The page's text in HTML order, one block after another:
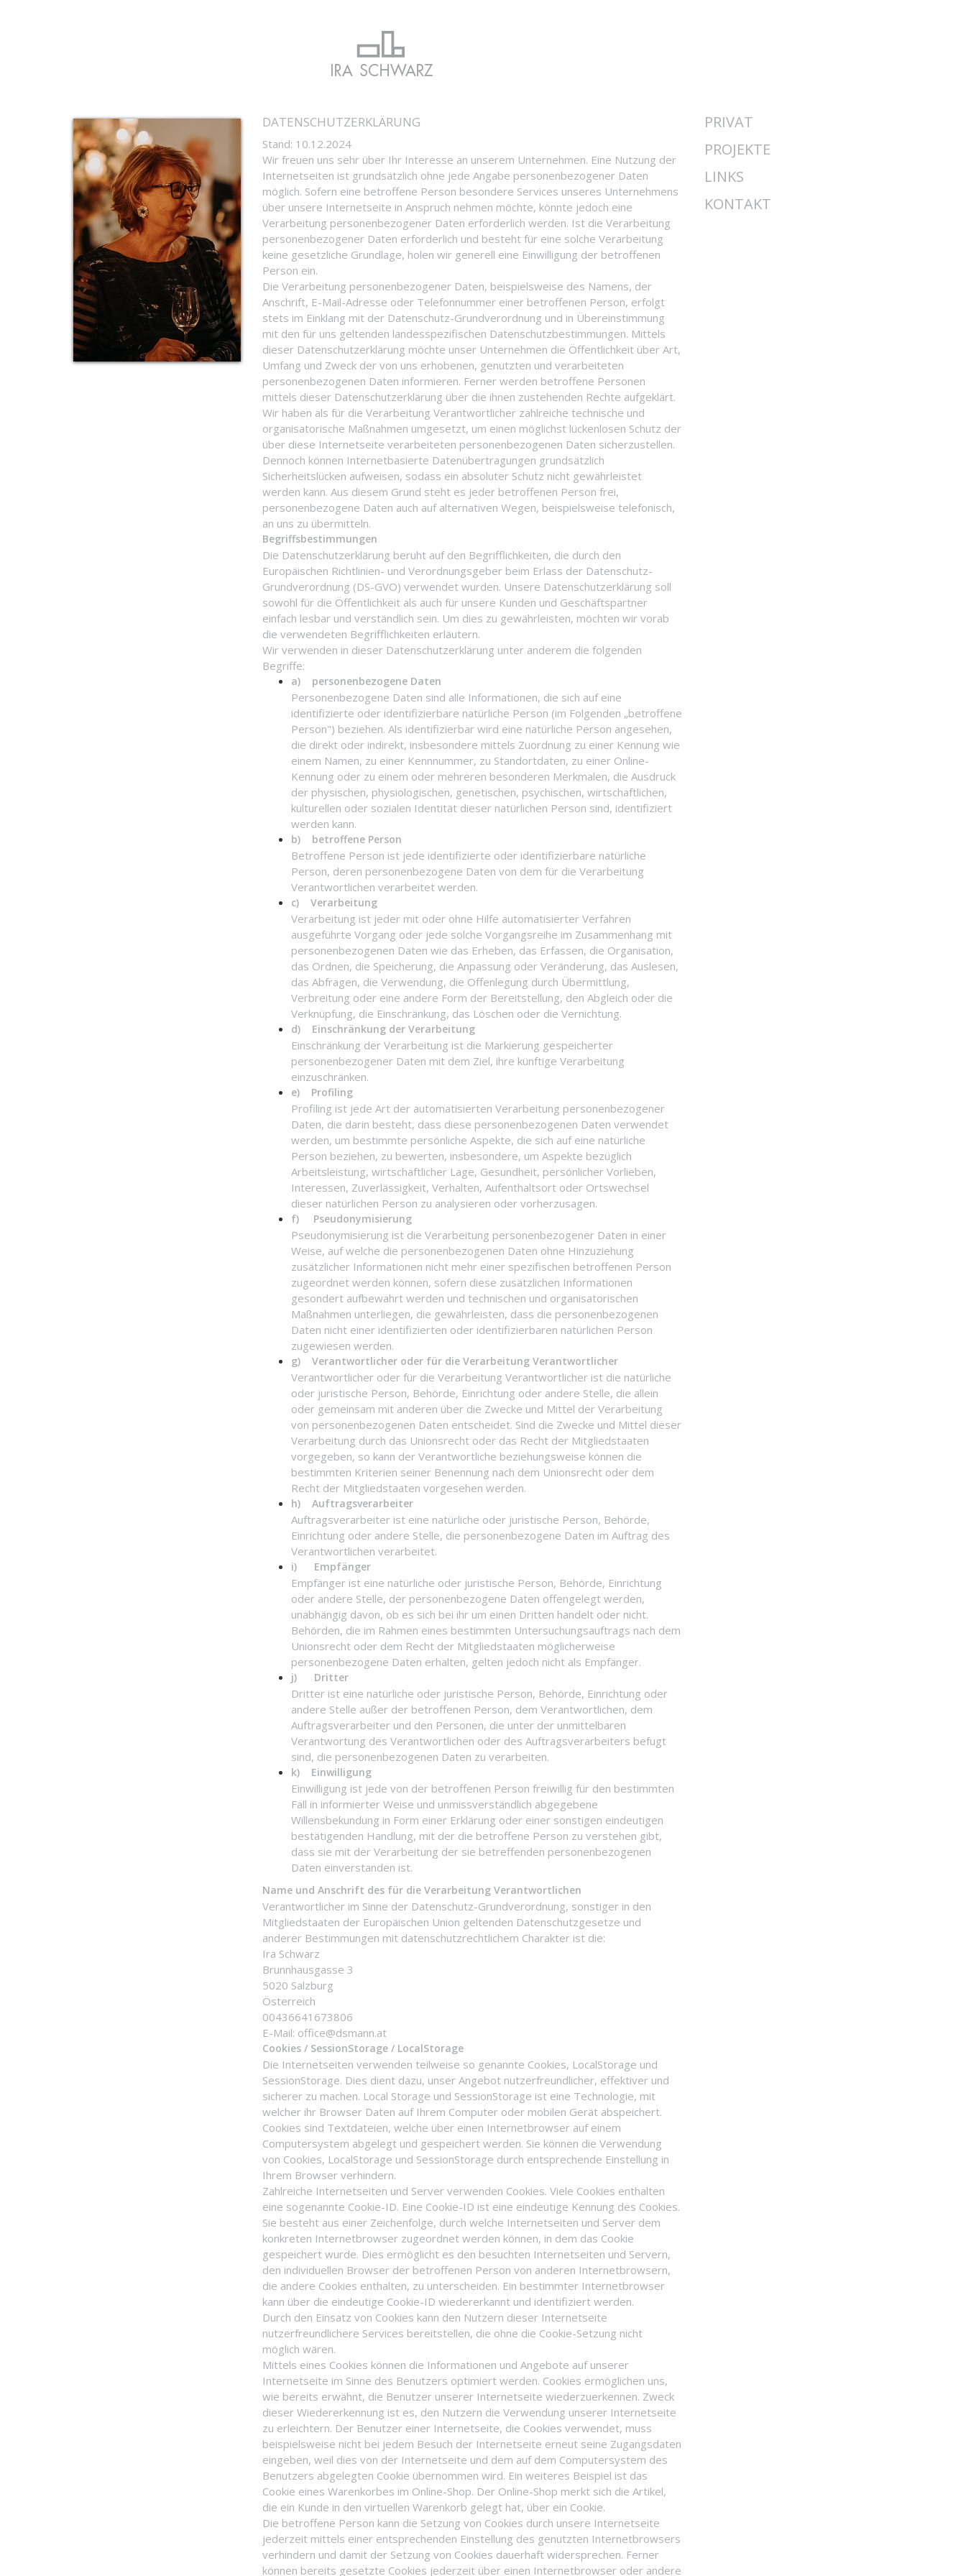
DATENSCHUTZERKLÄRUNG
Stand: 10.12.2024
Wir freuen uns sehr über Ihr Interesse an unserem Unternehmen. Eine Nutzung der
Internetseiten ist grundsätzlich ohne jede Angabe personenbezogener Daten
möglich. Sofern eine betroffene Person besondere Services unseres Unternehmens
über unsere Internetseite in Anspruch nehmen möchte, könnte jedoch eine
Verarbeitung personenbezogener Daten erforderlich werden. Ist die Verarbeitung
personenbezogener Daten erforderlich und besteht für eine solche Verarbeitung
keine gesetzliche Grundlage, holen wir generell eine Einwilligung der betroffenen
Person ein.
Die Verarbeitung personenbezogener Daten, beispielsweise des Namens, der
Anschrift, E-Mail-Adresse oder Telefonnummer einer betroffenen Person, erfolgt
stets im Einklang mit der Datenschutz-Grundverordnung und in Übereinstimmung
mit den für uns geltenden landesspezifischen Datenschutzbestimmungen. Mittels
dieser Datenschutzerklärung möchte unser Unternehmen die Öffentlichkeit über Art,
Umfang und Zweck der von uns erhobenen, genutzten und verarbeiteten
personenbezogenen Daten informieren. Ferner werden betroffene Personen
mittels dieser Datenschutzerklärung über die ihnen zustehenden Rechte aufgeklärt.
Wir haben als für die Verarbeitung Verantwortlicher zahlreiche technische und
organisatorische Maßnahmen umgesetzt, um einen möglichst lückenlosen Schutz der
über diese Internetseite verarbeiteten personenbezogenen Daten sicherzustellen.
Dennoch können Internetbasierte Datenübertragungen grundsätzlich
Sicherheitslücken aufweisen, sodass ein absoluter Schutz nicht gewährleistet
werden kann. Aus diesem Grund steht es jeder betroffenen Person frei,
personenbezogene Daten auch auf alternativen Wegen, beispielsweise telefonisch,
an uns zu übermitteln.
Begriffsbestimmungen
Die Datenschutzerklärung beruht auf den Begrifflichkeiten, die durch den
Europäischen Richtlinien- und Verordnungsgeber beim Erlass der Datenschutz-
Grundverordnung (DS-GVO) verwendet wurden. Unsere Datenschutzerklärung soll
sowohl für die Öffentlichkeit als auch für unsere Kunden und Geschäftspartner
einfach lesbar und verständlich sein. Um dies zu gewährleisten, möchten wir vorab
die verwendeten Begrifflichkeiten erläutern.
Wir verwenden in dieser Datenschutzerklärung unter anderem die folgenden
Begriffe:
a) personenbezogene Daten
Personenbezogene Daten sind alle Informationen, die sich auf eine
identifizierte oder identifizierbare natürliche Person (im Folgenden „betroffene
Person") beziehen. Als identifizierbar wird eine natürliche Person angesehen,
die direkt oder indirekt, insbesondere mittels Zuordnung zu einer Kennung wie
einem Namen, zu einer Kennnummer, zu Standortdaten, zu einer Online-
Kennung oder zu einem oder mehreren besonderen Merkmalen, die Ausdruck
der physischen, physiologischen, genetischen, psychischen, wirtschaftlichen,
kulturellen oder sozialen Identität dieser natürlichen Person sind, identifiziert
werden kann.
b) betroffene Person
Betroffene Person ist jede identifizierte oder identifizierbare natürliche
Person, deren personenbezogene Daten von dem für die Verarbeitung
Verantwortlichen verarbeitet werden.
c) Verarbeitung
Verarbeitung ist jeder mit oder ohne Hilfe automatisierter Verfahren
ausgeführte Vorgang oder jede solche Vorgangsreihe im Zusammenhang mit
personenbezogenen Daten wie das Erheben, das Erfassen, die Organisation,
das Ordnen, die Speicherung, die Anpassung oder Veränderung, das Auslesen,
das Abfragen, die Verwendung, die Offenlegung durch Übermittlung,
Verbreitung oder eine andere Form der Bereitstellung, den Abgleich oder die
Verknüpfung, die Einschränkung, das Löschen oder die Vernichtung.
d) Einschränkung der Verarbeitung
Einschränkung der Verarbeitung ist die Markierung gespeicherter
personenbezogener Daten mit dem Ziel, ihre künftige Verarbeitung
einzuschränken.
e) Profiling
Profiling ist jede Art der automatisierten Verarbeitung personenbezogener
Daten, die darin besteht, dass diese personenbezogenen Daten verwendet
werden, um bestimmte persönliche Aspekte, die sich auf eine natürliche
Person beziehen, zu bewerten, insbesondere, um Aspekte bezüglich
Arbeitsleistung, wirtschaftlicher Lage, Gesundheit, persönlicher Vorlieben,
Interessen, Zuverlässigkeit, Verhalten, Aufenthaltsort oder Ortswechsel
dieser natürlichen Person zu analysieren oder vorherzusagen.
f) Pseudonymisierung
Pseudonymisierung ist die Verarbeitung personenbezogener Daten in einer
Weise, auf welche die personenbezogenen Daten ohne Hinzuziehung
zusätzlicher Informationen nicht mehr einer spezifischen betroffenen Person
zugeordnet werden können, sofern diese zusätzlichen Informationen
gesondert aufbewahrt werden und technischen und organisatorischen
Maßnahmen unterliegen, die gewährleisten, dass die personenbezogenen
Daten nicht einer identifizierten oder identifizierbaren natürlichen Person
zugewiesen werden.
g) Verantwortlicher oder für die Verarbeitung Verantwortlicher
Verantwortlicher oder für die Verarbeitung Verantwortlicher ist die natürliche
oder juristische Person, Behörde, Einrichtung oder andere Stelle, die allein
oder gemeinsam mit anderen über die Zwecke und Mittel der Verarbeitung
von personenbezogenen Daten entscheidet. Sind die Zwecke und Mittel dieser
Verarbeitung durch das Unionsrecht oder das Recht der Mitgliedstaaten
vorgegeben, so kann der Verantwortliche beziehungsweise können die
bestimmten Kriterien seiner Benennung nach dem Unionsrecht oder dem
Recht der Mitgliedstaaten vorgesehen werden.
h) Auftragsverarbeiter
Auftragsverarbeiter ist eine natürliche oder juristische Person, Behörde,
Einrichtung oder andere Stelle, die personenbezogene Daten im Auftrag des
Verantwortlichen verarbeitet.
i) Empfänger
Empfänger ist eine natürliche oder juristische Person, Behörde, Einrichtung
oder andere Stelle, der personenbezogene Daten offengelegt werden,
unabhängig davon, ob es sich bei ihr um einen Dritten handelt oder nicht.
Behörden, die im Rahmen eines bestimmten Untersuchungsauftrags nach dem
Unionsrecht oder dem Recht der Mitgliedstaaten möglicherweise
personenbezogene Daten erhalten, gelten jedoch nicht als Empfänger.
j) Dritter
Dritter ist eine natürliche oder juristische Person, Behörde, Einrichtung oder
andere Stelle außer der betroffenen Person, dem Verantwortlichen, dem
Auftragsverarbeiter und den Personen, die unter der unmittelbaren
Verantwortung des Verantwortlichen oder des Auftragsverarbeiters befugt
sind, die personenbezogenen Daten zu verarbeiten.
k) Einwilligung
Einwilligung ist jede von der betroffenen Person freiwillig für den bestimmten
Fall in informierter Weise und unmissverständlich abgegebene
Willensbekundung in Form einer Erklärung oder einer sonstigen eindeutigen
bestätigenden Handlung, mit der die betroffene Person zu verstehen gibt,
dass sie mit der Verarbeitung der sie betreffenden personenbezogenen
Daten einverstanden ist.
Name und Anschrift des für die Verarbeitung Verantwortlichen
Verantwortlicher im Sinne der Datenschutz-Grundverordnung, sonstiger in den
Mitgliedstaaten der Europäischen Union geltenden Datenschutzgesetze und
anderer Bestimmungen mit datenschutzrechtlichem Charakter ist die:
Ira Schwarz
Brunnhausgasse 3
5020 Salzburg
Österreich
00436641673806
E-Mail: office@dsmann.at
Cookies / SessionStorage / LocalStorage
Die Internetseiten verwenden teilweise so genannte Cookies, LocalStorage und
SessionStorage. Dies dient dazu, unser Angebot nutzerfreundlicher, effektiver und
sicherer zu machen. Local Storage und SessionStorage ist eine Technologie, mit
welcher ihr Browser Daten auf Ihrem Computer oder mobilen Gerät abspeichert.
Cookies sind Textdateien, welche über einen Internetbrowser auf einem
Computersystem abgelegt und gespeichert werden. Sie können die Verwendung
von Cookies, LocalStorage und SessionStorage durch entsprechende Einstellung in
Ihrem Browser verhindern.
Zahlreiche Internetseiten und Server verwenden Cookies. Viele Cookies enthalten
eine sogenannte Cookie-ID. Eine Cookie-ID ist eine eindeutige Kennung des Cookies.
Sie besteht aus einer Zeichenfolge, durch welche Internetseiten und Server dem
konkreten Internetbrowser zugeordnet werden können, in dem das Cookie
gespeichert wurde. Dies ermöglicht es den besuchten Internetseiten und Servern,
den individuellen Browser der betroffenen Person von anderen Internetbrowsern,
die andere Cookies enthalten, zu unterscheiden. Ein bestimmter Internetbrowser
kann über die eindeutige Cookie-ID wiedererkannt und identifiziert werden.
Durch den Einsatz von Cookies kann den Nutzern dieser Internetseite
nutzerfreundlichere Services bereitstellen, die ohne die Cookie-Setzung nicht
möglich wären.
Mittels eines Cookies können die Informationen und Angebote auf unserer
Internetseite im Sinne des Benutzers optimiert werden. Cookies ermöglichen uns,
wie bereits erwähnt, die Benutzer unserer Internetseite wiederzuerkennen. Zweck
dieser Wiedererkennung ist es, den Nutzern die Verwendung unserer Internetseite
zu erleichtern. Der Benutzer einer Internetseite, die Cookies verwendet, muss
beispielsweise nicht bei jedem Besuch der Internetseite erneut seine Zugangsdaten
eingeben, weil dies von der Internetseite und dem auf dem Computersystem des
Benutzers abgelegten Cookie übernommen wird. Ein weiteres Beispiel ist das
Cookie eines Warenkorbes im Online-Shop. Der Online-Shop merkt sich die Artikel,
die ein Kunde in den virtuellen Warenkorb gelegt hat, über ein Cookie.
Die betroffene Person kann die Setzung von Cookies durch unsere Internetseite
jederzeit mittels einer entsprechenden Einstellung des genutzten Internetbrowsers
verhindern und damit der Setzung von Cookies dauerhaft widersprechen. Ferner
können bereits gesetzte Cookies jederzeit über einen Internetbrowser oder andere
PRIVAT
PROJEKTE
LINKS
KONTAKT